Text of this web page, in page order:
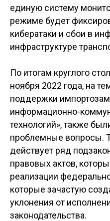
единую систему
режиме будет
кибератаки и сбои в
инфраструктуре
По итогам круглого
ноября 2022 года, на
поддержки
информационно-
технологий», также
проблемные вопросы.
действует ряд
правовых актов,
реализации
которые зачастую
уклонения от
законодательства.